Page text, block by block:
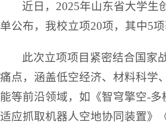
近日，2025年山东省大学生
单公布，我校立项20项，其中5项
此次立项项目紧密结合国家
痛点，涵盖低空经济、材料科学
能等前沿领域，如《智穹擎空-多
适应抓取机器人空地协同装置